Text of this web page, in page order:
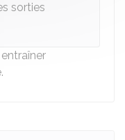
sorties